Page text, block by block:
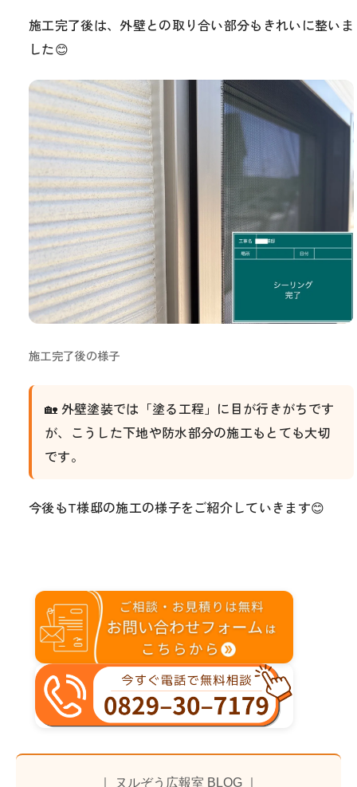
施工完了後は、外壁との取り合い部分もきれいに整いま
した😊
施工完了後の様子
🏡 外壁塗装では「塗る工程」に目が行きがちです
が、こうした下地や防水部分の施工もとても大切
です。
今後もT様邸の施工の様子をご紹介していきます😊
｜ ヌルぞう広報室 BLOG ｜